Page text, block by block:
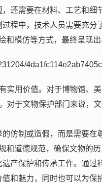
还需要在材料、工艺和
程中，技术人员需要充
和模仿等方式，最终呈现
实用价值。对于博物馆、
对于文物保护部门来说，
仿制或造假，而是需要
和道德规范，确保文物的
产保护和传承工作。通
和魅力，同时也可以为保